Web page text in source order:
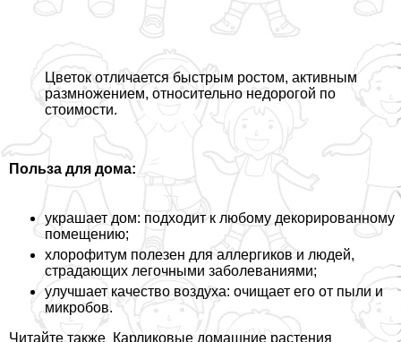
Цветок отличается быстрым ростом, активным
размножением, относительно недорогой по
стоимости.
Польза для дома:
украшает дом: подходит к любому декорированному
помещению;
хлорофитум полезен для аллергиков и людей,
страдающих легочными заболеваниями;
улучшает качество воздуха: очищает его от пыли и
микробов.
Читайте также Карликовые домашние растения